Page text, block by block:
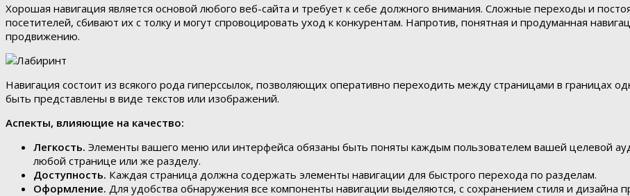
Хорошая навигация является основой любого веб-сайта и требует к себе должного внимания. Сложные переходы и
посетителей, сбивают их с толку и могут спровоцировать уход к конкурентам. Напротив, понятная и продуманная
продвижению.
Навигация состоит из всякого рода гиперссылок, позволяющих оперативно переходить между страницами в границах
быть представлены в виде текстов или изображений.
Аспекты, влияющие на качество:
Легкость. Элементы вашего меню или интерфейса обязаны быть поняты каждым пользователем вашей целевой
любой странице или же разделу.
Доступность. Каждая страница должна содержать элементы навигации для быстрого перехода по разделам.
Оформление. Для удобства обнаружения все компоненты навигации выделяются, с сохранением стиля и дизайна